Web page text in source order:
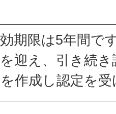
期限は5年間で
迎え、引き続
作成し認定を